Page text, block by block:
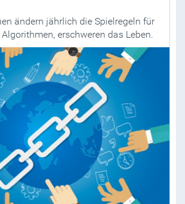
ändern jährlich die Spielregeln für
Algorithmen, erschweren das Leben.